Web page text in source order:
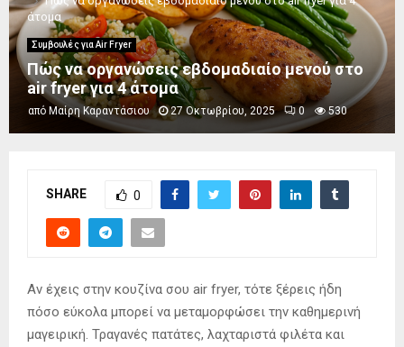
άτομα
Συμβουλές για Air Fryer
Πώς να οργανώσεις εβδομαδιαίο μενού στο
air fryer για 4 άτομα
από Μαίρη Καραντάσιου 27 Οκτωβρίου, 2025 0 530
SHARE 0
Αν έχεις στην κουζίνα σου air fryer, τότε ξέρεις ήδη
πόσο εύκολα μπορεί να μεταμορφώσει την καθημερινή
μαγειρική. Τραγανές πατάτες, λαχταριστά φιλέτα και